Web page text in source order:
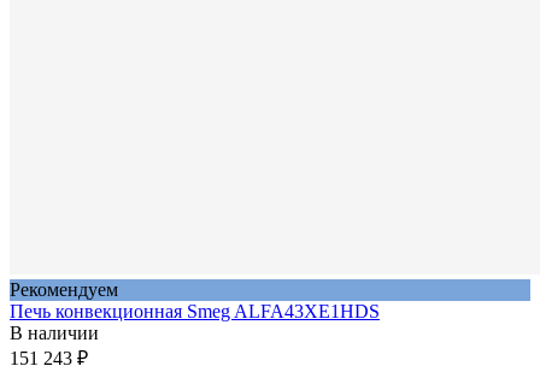
Рекомендуем
Печь конвекционная Smeg ALFA43XE1HDS
В наличии
151 243 ₽